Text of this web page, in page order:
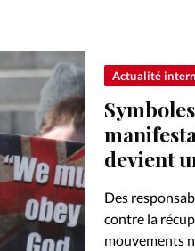
Foi
Opinions
Aujourd'hui
des Eglises
Actualité
devient
Des
contre la
mouvements